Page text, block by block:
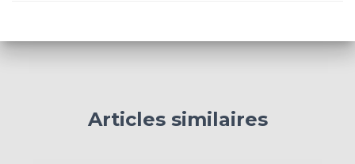
Articles similaires